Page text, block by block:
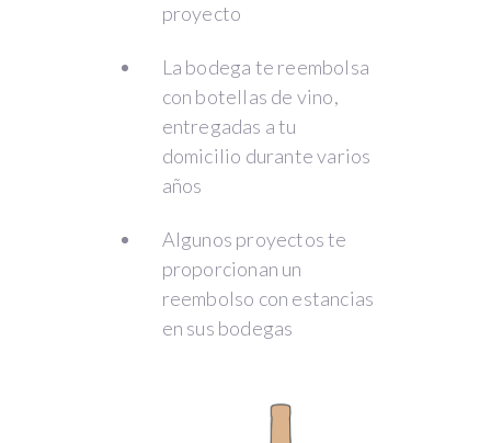
proyecto
La bodega te reembolsa
con botellas de vino,
entregadas a tu
domicilio durante varios
años
Algunos proyectos te
proporcionan un
reembolso con estancias
en sus bodegas